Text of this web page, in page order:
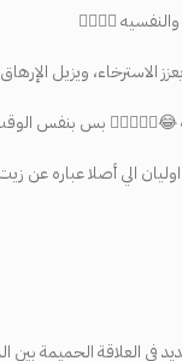
😮‍💨😮‍💨
ويزيل الإرهاق
بس بنفس
الطبيعيه ١٠٠٪؜ من شركة
العلاقة الحميمة بين